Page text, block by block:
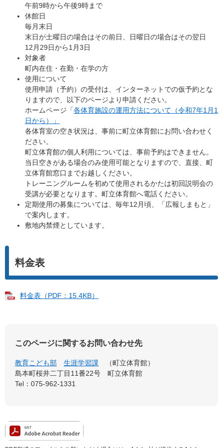
午前9時から午後9時まで
休館日
毎月末日
末日が土曜日の場合はその前日、日曜日の場合はその翌日
12月29日から1月3日
対象者
町内在住・在勤・在学の方
使用について
使用申請（予約）の受付は、インターネットでの仮予約とな
りますので、以下のページより申請ください。
ホームページ「各体育施設の運用方法について（令和7年1月1
日から）」
各体育室の空き状況は、事前に町立体育館にお問い合わせく
ださい。
町立体育館の個人利用については、事前予約はできません。
当日空きがある場合のみ使用可能となりますので、直接、町
立体育館窓口までお越しください。
トレーニングルームを初めて使用されるかたは初回説明会の
受講が必要となります。町立体育館へ電話ください。
定期使用の募集については、毎年12月頃、「広報しまもと」
で案内します。
敷地内禁煙としています。
料金表
料金表（PDF：15.4KB）
このページに関するお問い合わせ先
教育こども部 生涯学習課
町立体育館
島本町桜井二丁目11番22号 町立体育館
Tel：075-962-1331